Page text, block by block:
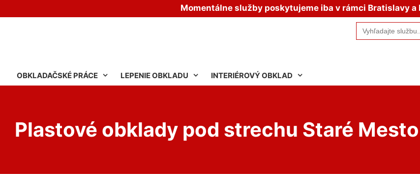
Momentálne služby poskytujeme iba v rámci Bratislavy a
Search
for:
OBKLADAČSKÉ PRÁCE LEPENIE OBKLADU INTERIÉROVÝ OBKLAD
Plastové obklady pod strechu Staré Mesto